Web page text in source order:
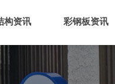
构资讯 彩钢板资讯